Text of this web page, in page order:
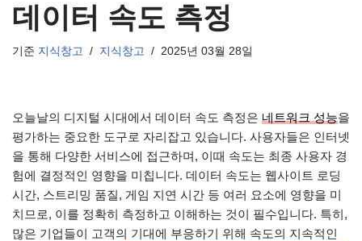
데이터 속도 측정
기준 지식창고 지식창고 2025년 03월 28일
오늘날의 디지털 시대에서 데이터 속도 측정은 네트워크 성능을
평가하는 중요한 도구로 자리잡고 있습니다. 사용자들은 인터넷
을 통해 다양한 서비스에 접근하며, 이때 속도는 최종 사용자 경
험에 결정적인 영향을 미칩니다. 데이터 속도는 웹사이트 로딩
시간, 스트리밍 품질, 게임 지연 시간 등 여러 요소에 영향을 미
치므로, 이를 정확히 측정하고 이해하는 것이 필수입니다. 특히,
많은 기업들이 고객의 기대에 부응하기 위해 속도의 지속적인